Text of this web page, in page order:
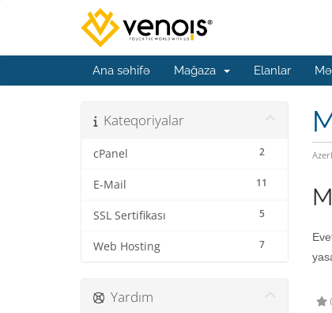
Ana səhifə Mağaza Elanlar
Kateqoriyalar
2
cPanel
11
E-Mail
5
SSL Sertifikası
7
Web Hosting
Yardım